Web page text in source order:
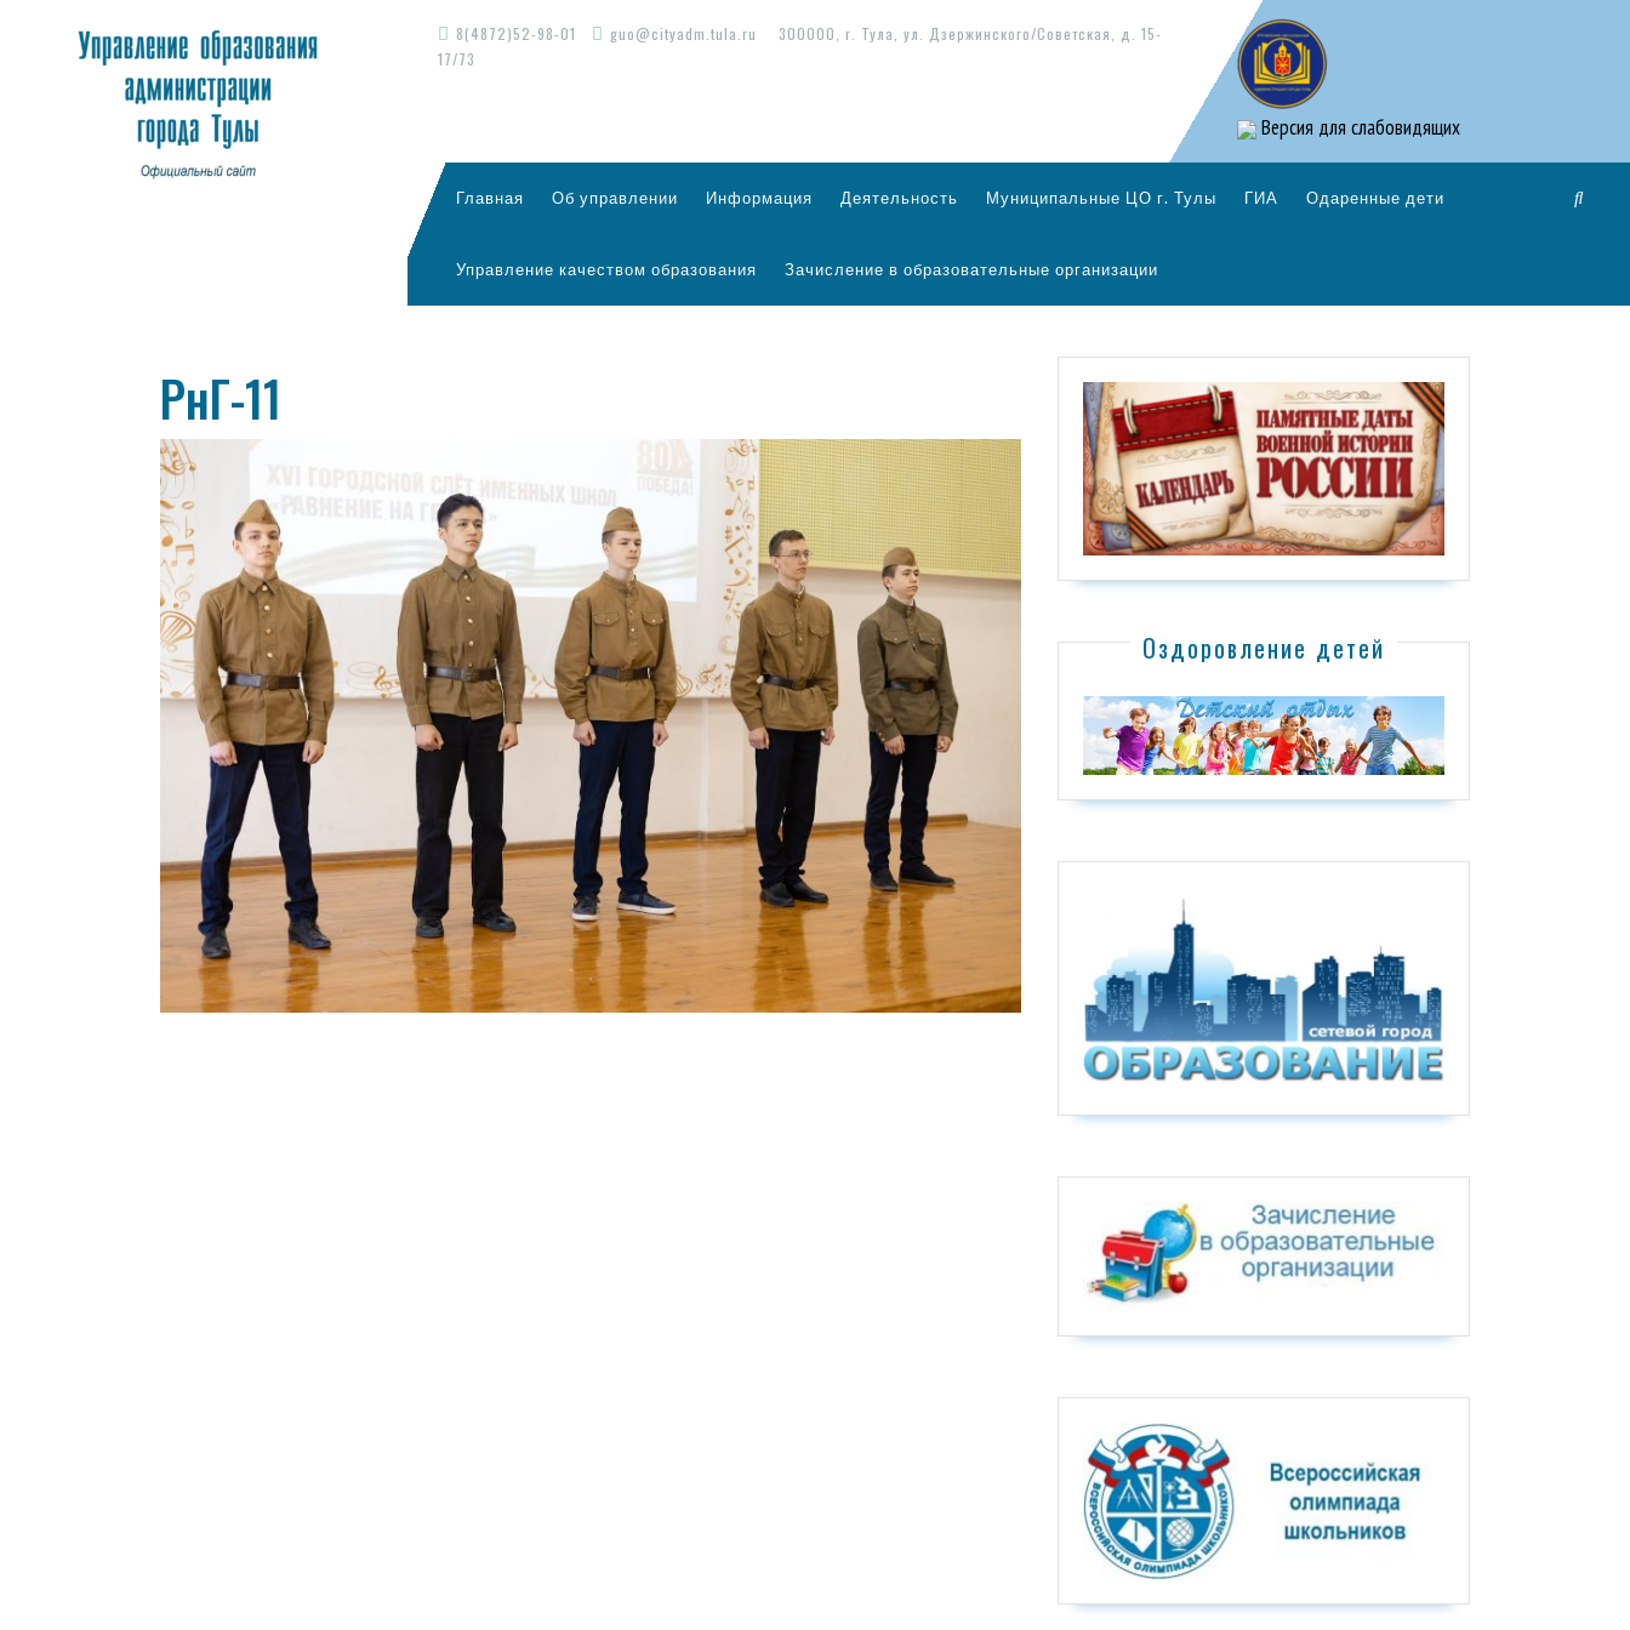
8(4872)52-98-01 guo@cityadm.tula.ru
300000, г. Тула, ул. Дзержинского/Советская, д. 15-
17/73
Версия для слабовидящих
Главная Об управлении Информация Деятельность Муниципальные ЦО г. Тулы ГИА Одаренные дети
Управление качеством образования Зачисление в образовательные организации
РнГ-11
Оздоровление детей